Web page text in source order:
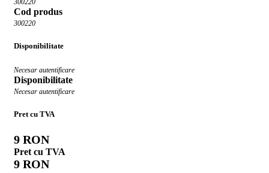
300220
Cod produs
300220
Disponibilitate
Necesar autentificare
Disponibilitate
Necesar autentificare
Pret cu TVA
9 RON
Pret cu TVA
9 RON